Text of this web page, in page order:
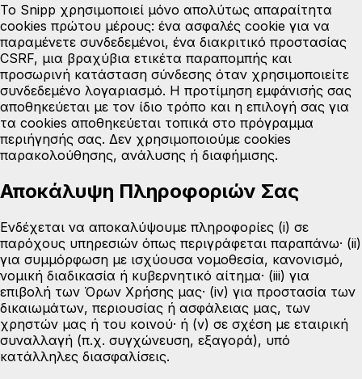
Το Snipp χρησιμοποιεί μόνο απολύτως απαραίτητα
cookies πρώτου μέρους: ένα ασφαλές cookie για να
παραμένετε συνδεδεμένοι, ένα διακριτικό προστασίας
CSRF, μια βραχύβια ετικέτα παραπομπής και
προσωρινή κατάσταση σύνδεσης όταν χρησιμοποιείτε
συνδεδεμένο λογαριασμό. Η προτίμηση εμφάνισής σας
αποθηκεύεται με τον ίδιο τρόπο και η επιλογή σας για
τα cookies αποθηκεύεται τοπικά στο πρόγραμμα
περιήγησής σας. Δεν χρησιμοποιούμε cookies
παρακολούθησης, ανάλυσης ή διαφήμισης.
Αποκάλυψη Πληροφοριών Σας
Ενδέχεται να αποκαλύψουμε πληροφορίες (i) σε
παρόχους υπηρεσιών όπως περιγράφεται παραπάνω· (ii)
για συμμόρφωση με ισχύουσα νομοθεσία, κανονισμό,
νομική διαδικασία ή κυβερνητικό αίτημα· (iii) για
επιβολή των Όρων Χρήσης μας· (iv) για προστασία των
δικαιωμάτων, περιουσίας ή ασφάλειας μας, των
χρηστών μας ή του κοινού· ή (v) σε σχέση με εταιρική
συναλλαγή (π.χ. συγχώνευση, εξαγορά), υπό
κατάλληλες διασφαλίσεις.